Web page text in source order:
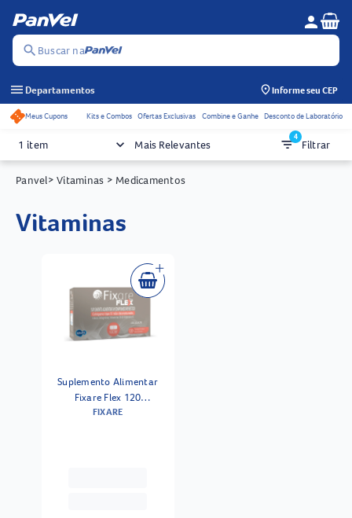
search Buscar na
Menu do
person
menu Departamentos Informe seu CEP
Acessos rápidos do cabeçalho
Meus Cupons Kits e Combos Ofertas Exclusivas Combine e Ganhe Desconto de Laboratório
1 item keyboard_arrow_down Mais Relevantes filter_list4
Filtrar
Panvel> Vitaminas > Medicamentos
vitaminas
Suplemento Alimentar
Fixare Flex 120
Comprimidos
FIXARE